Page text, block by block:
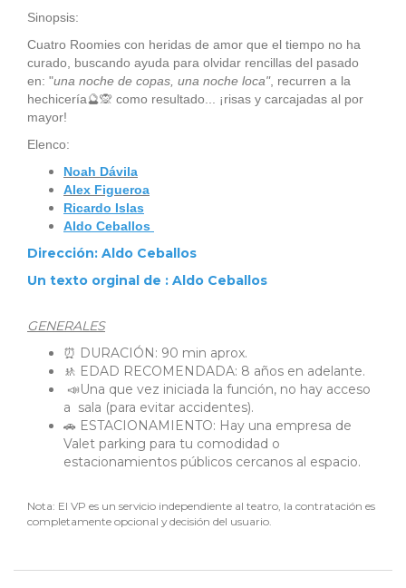
Sinopsis:
Cuatro Roomies con heridas de amor que el tiempo no ha
curado, buscando ayuda para olvidar rencillas del pasado
en: "una noche de copas, una noche loca", recurren a la
hechicería🔮🙊 como resultado... ¡risas y carcajadas al por
mayor!
Elenco:
Noah Dávila
Alex Figueroa
Ricardo Islas
Aldo Ceballos
Dirección: Aldo Ceballos
Un texto orginal de : Aldo Ceballos
GENERALES
⏰ DURACIÓN: 90 min aprox.
🚸 EDAD RECOMENDADA: 8 años en adelante.
📣Una que vez iniciada la función, no hay acceso
a sala (para evitar accidentes).
🚗 ESTACIONAMIENTO: Hay una empresa de
Valet parking para tu comodidad o
estacionamientos públicos cercanos al espacio.
Nota: El VP es un servicio independiente al teatro, la contratación es
completamente opcional y decisión del usuario.